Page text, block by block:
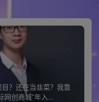
？还在当韭菜？我靠
网创商城”年入...